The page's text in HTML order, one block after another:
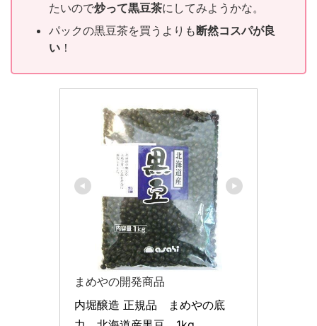
たいので炒って黒豆茶にしてみようかな。
パックの黒豆茶を買うよりも 断然コスパが良
い ！
まめやの開発商品
内堀醸造 正規品　まめやの底